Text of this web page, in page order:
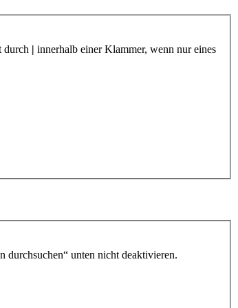
durch | innerhalb einer Klammer, wenn nur eines
durchsuchen“ unten nicht deaktivieren.